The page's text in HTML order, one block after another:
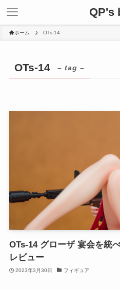
QP's
ホーム OTs-14
OTs-14 – tag –
OTs-14 グローザ 宴会を統
レビュー
2023年3月30日 フィギュア